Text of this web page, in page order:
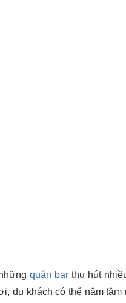
quán bar thu hút
du khách có thể nằm